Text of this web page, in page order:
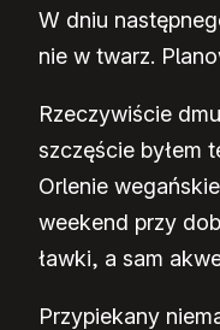
W dniu
nie w twarz.
Rzeczywiście
szczęście byłem
Orlenie
weekend przy
ławki, a sam
Przypiekany